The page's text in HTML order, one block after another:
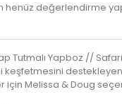
henüz değerlendirme
Tutmalı Yapboz //
keşfetmesini
için Melissa & Doug